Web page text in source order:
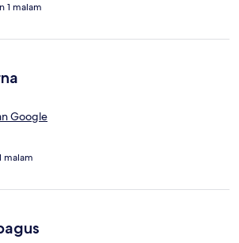
1 malam
Google
malam